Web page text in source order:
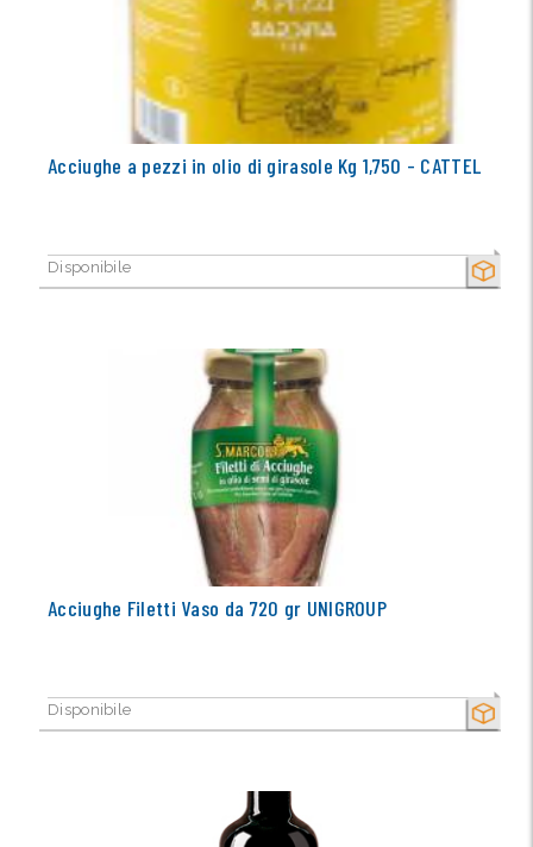
SECCO
Acciughe a pezzi in olio di girasole Kg 1,750 - CATTEL
Disponibile
SECCO
Acciughe Filetti Vaso da 720 gr UNIGROUP
Disponibile